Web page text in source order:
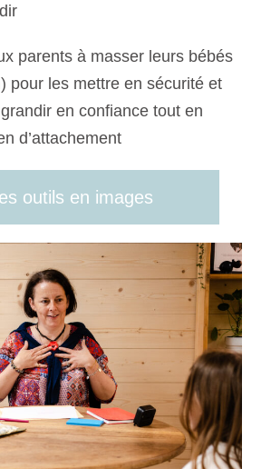
parents à masser leurs bébés
pour les mettre en sécurité et
en confiance tout en
d’attachement
outils en images